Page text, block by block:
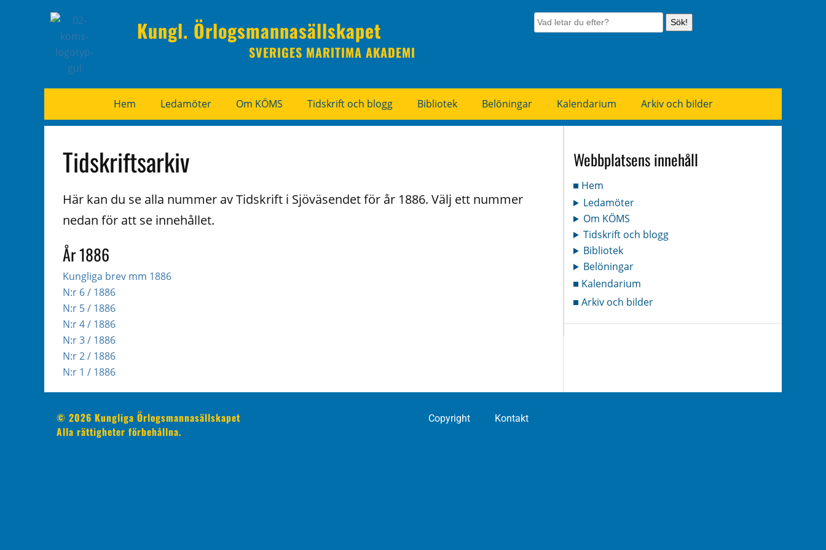
Kungl. Örlogsmannasällskapet
SVERIGES MARITIMA AKADEMI
Sök!
Hem Ledamöter Om KÖMS Tidskrift och blogg Bibliotek Belöningar Kalendarium Arkiv och bilder
Tidskriftsarkiv
Här kan du se alla nummer av Tidskrift i Sjöväsendet för år 1886. Välj ett nummer
nedan för att se innehållet.
År 1886
Kungliga brev mm 1886
N:r 6 / 1886
N:r 5 / 1886
N:r 4 / 1886
N:r 3 / 1886
N:r 2 / 1886
N:r 1 / 1886
Webbplatsens innehåll
Hem
Ledamöter
Om KÖMS
Tidskrift och blogg
Bibliotek
Belöningar
Kalendarium
Arkiv och bilder
© 2026 Kungliga Örlogsmannasällskapet
Alla rättigheter förbehållna.
Copyright Kontakt